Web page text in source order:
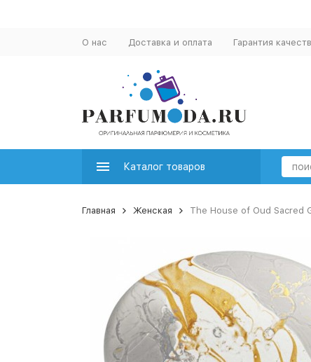
О нас Доставка и оплата Гарантия
Каталог товаров
Главная Женская The House of Oud Sacred